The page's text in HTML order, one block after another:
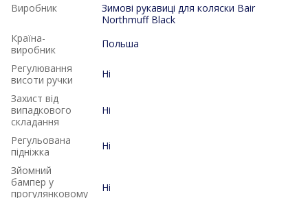
Виробник
Зимові рукавиці для коляски Bair
Northmuff Black
Країна-
виробник
Польша
Регулювання
висоти ручки
Ні
Захист від
випадкового
складання
Ні
Регульована
підніжка
Ні
Зйомний
бампер у
прогулянковому
Ні